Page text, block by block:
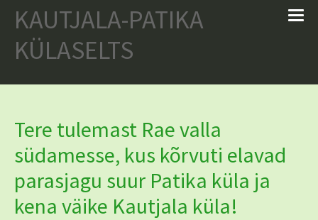
KAUTJALA-PATIKA
KÜLASELTS
Tere tulemast Rae valla
südamesse, kus kõrvuti elavad
parasjagu suur Patika küla ja
kena väike Kautjala küla!